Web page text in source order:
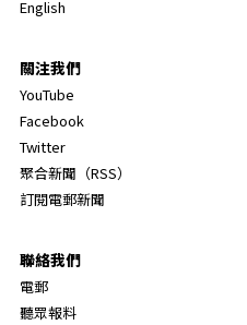
English
關注我們
YouTube
Facebook
Twitter
聚合新聞（RSS）
訂閱電郵新聞
聯絡我們
電郵
聽眾報料